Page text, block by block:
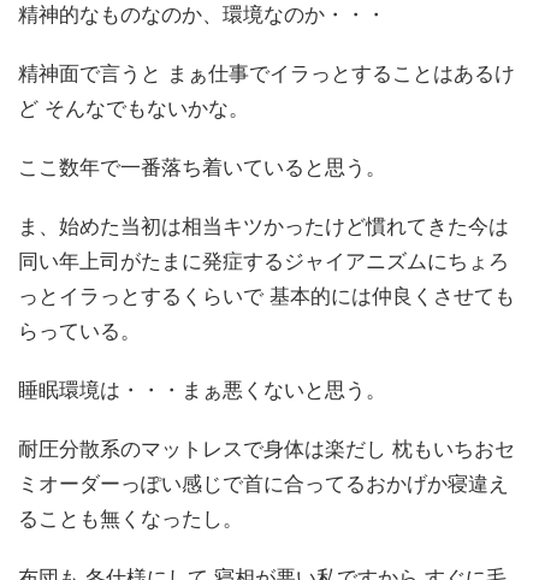
精神的なものなのか、環境なのか・・・
精神面で言うと まぁ仕事でイラっとすることはあるけ
ど そんなでもないかな。
ここ数年で一番落ち着いていると思う。
ま、始めた当初は相当キツかったけど慣れてきた今は
同い年上司がたまに発症するジャイアニズムにちょろ
っとイラっとするくらいで 基本的には仲良くさせても
らっている。
睡眠環境は・・・まぁ悪くないと思う。
耐圧分散系のマットレスで身体は楽だし 枕もいちおセ
ミオーダーっぽい感じで首に合ってるおかげか寝違え
ることも無くなったし。